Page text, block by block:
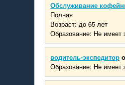
Обслуживание
Полная
Возраст: до 65 лет
Образование: Не имеет
водитель-экспедитор
Образование: Не имеет